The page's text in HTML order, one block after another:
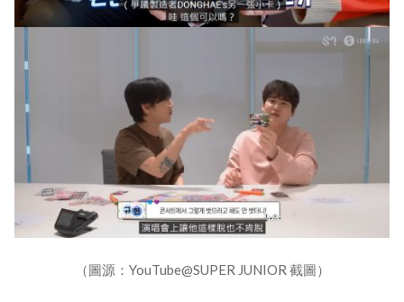
（圖源：YouTube@SUPER JUNIOR 截圖）